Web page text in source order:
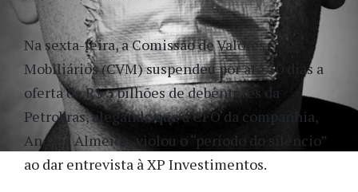
Na sexta-feira, a Comissão de Valores
Mobiliários (CVM) suspendeu por até 30 dias a
oferta de R$ 3 bilhões de debêntures da
Petrobras, alegando que a CFO da companhia,
Andrea Almeida, violou o “período do silêncio”
ao dar entrevista à XP Investimentos.